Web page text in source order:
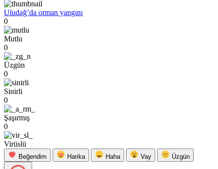
Uludağ’da orman yangını
0
Mutlu
0
Üzgün
0
Sinirli
0
Şaşırmış
0
Virüslü
Beğendim Harika Haha Vay Üzgün